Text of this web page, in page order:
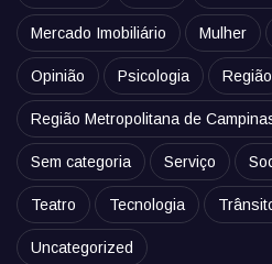
Mercado Imobiliário Mulher
Opinião Psicologia Região
Região Metropolitana de
Sem categoria Serviço
Teatro Tecnologia
Uncategorized